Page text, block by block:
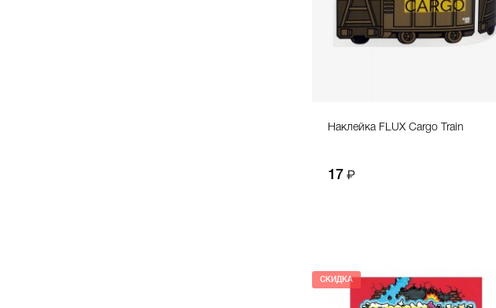
Наклейка FLUX Cargo Train
17
СКИДКА